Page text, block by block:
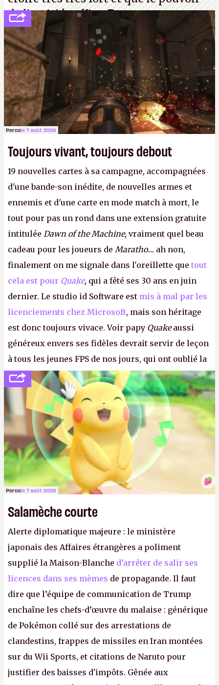
de l'amitié suffira.P.
Percole 7 août 2026
Toujours vivant, toujours debout
19 nouvelles cartes à sa campagne, accompagnées
d'une bande-son inédite, de nouvelles armes et
ennemis et d'une carte en mode match à mort, le
tout pour pas un rond dans une extension gratuite
intitulée Dawn of the Machine, vraiment quel beau
cadeau pour les joueurs de Maratho.... ah non,
finalement on me signale dans l'oreillette que tout
cela est pour Quake, qui a fêté ses 30 ans en juin
dernier. Le studio id Software est mis à mal par les
licenciements chez Microsoft, mais son héritage
est donc toujours vivace. Voir papy Quakeaussi
généreux envers ses fidèles devrait servir de leçon
à tous les jeunes FPS de nos jours, qui ont oublié la
politesse et le respect envers leurs joueurs et les
anciens. Il leur faudrait une bonne guerre des
consoles à ces petits cons !
Percole 7 août 2026
Salamèche courte
Alerte diplomatique majeure : le ministère
japonais des Affaires étrangères a poliment
supplié la Maison-Blanche d’arrêter de salir ses
licences dans ses mèmes de propagande. Il faut
dire que l’équipe de communication de Trump
enchaîne les chefs-d’œuvre du malaise : générique
de Pokémon collé sur des arrestations de
clandestins, frappes de missiles en Iran montées
sur du Wii Sports, et citations de Naruto pour
justifier des baisses d'impôts. Gênée aux